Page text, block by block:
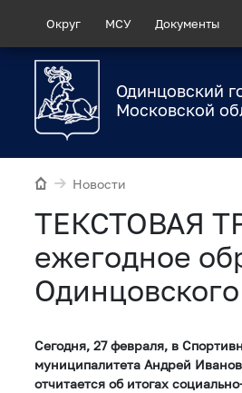
Округ МСУ Документы
Одинцовский
Московской
Новости
ТЕКСТОВАЯ
ежегодное
Сегодня, 27 февраля, в
муниципалитета Андрей
отчитается об итогах